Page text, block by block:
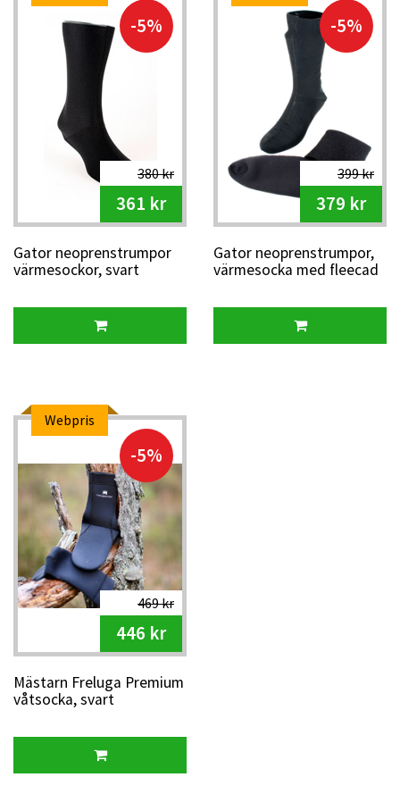
-5%
380 kr
361 kr
Gator neoprenstrumpor
värmesockor, svart
-5%
399 kr
379 kr
Gator neoprenstrumpor,
värmesocka med fleecad
Webpris
-5%
469 kr
446 kr
Mästarn Freluga Premium
våtsocka, svart